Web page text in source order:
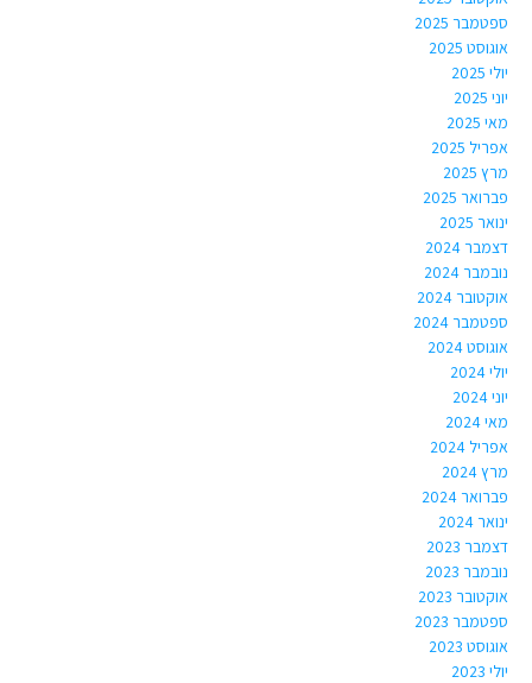
ספטמבר 2025
אוגוסט 2025
יולי 2025
יוני 2025
מאי 2025
אפריל 2025
מרץ 2025
פברואר 2025
ינואר 2025
דצמבר 2024
נובמבר 2024
אוקטובר 2024
ספטמבר 2024
אוגוסט 2024
יולי 2024
יוני 2024
מאי 2024
אפריל 2024
מרץ 2024
פברואר 2024
ינואר 2024
דצמבר 2023
נובמבר 2023
אוקטובר 2023
ספטמבר 2023
אוגוסט 2023
יולי 2023